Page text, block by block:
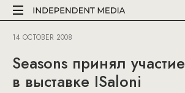
14 OCTOBER 2008
Seasons принял участие
в выставке ISaloni